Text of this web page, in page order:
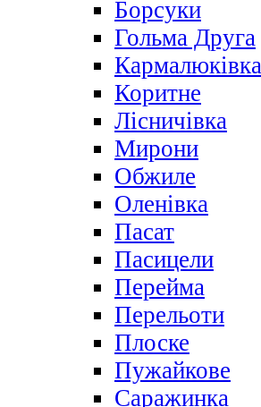
Борсуки
Гольма Друга
Кармалюківка
Коритне
Лісничівка
Мирони
Обжиле
Оленівка
Пасат
Пасицели
Перейма
Перельоти
Плоске
Пужайкове
Саражинка